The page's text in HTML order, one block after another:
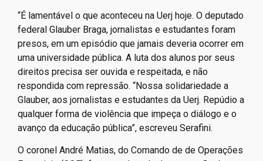
“É lamentável o que aconteceu na Uerj hoje. O deputado
federal Glauber Braga, jornalistas e estudantes foram
presos, em um episódio que jamais deveria ocorrer em
uma universidade pública. A luta dos alunos por seus
direitos precisa ser ouvida e respeitada, e não
respondida com repressão. “Nossa solidariedade a
Glauber, aos jornalistas e estudantes da Uerj. Repúdio a
qualquer forma de violência que impeça o diálogo e o
avanço da educação pública”, escreveu Serafini.
O coronel André Matias, do Comando de de Operações